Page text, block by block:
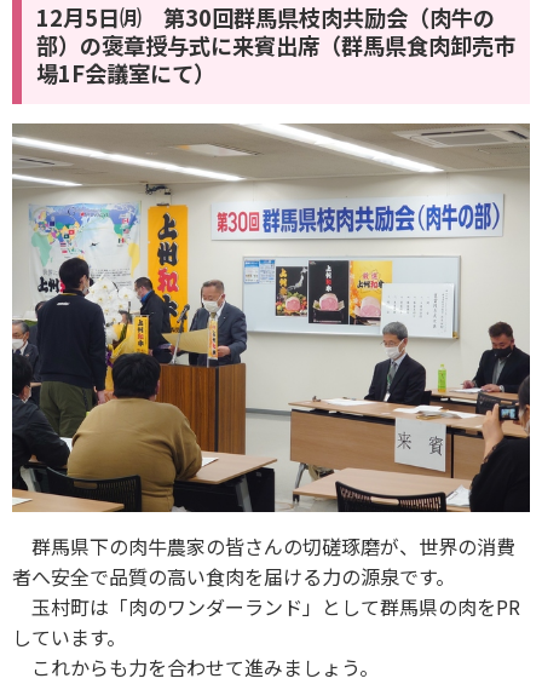
12月5日㈪ 第30回群馬県枝肉共励会（肉牛の
部）の褒章授与式に来賓出席（群馬県食肉卸売市
場1F会議室にて）
群馬県下の肉牛農家の皆さんの切磋琢磨が、世界の消費
者へ安全で品質の高い食肉を届ける力の源泉です。
玉村町は「肉のワンダーランド」として群馬県の肉をPR
しています。
これからも力を合わせて進みましょう。